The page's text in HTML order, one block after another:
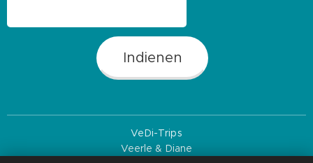
Indienen
VeDi-Trips
Veerle & Diane